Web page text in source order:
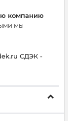
компанию
мы
СДЭК -